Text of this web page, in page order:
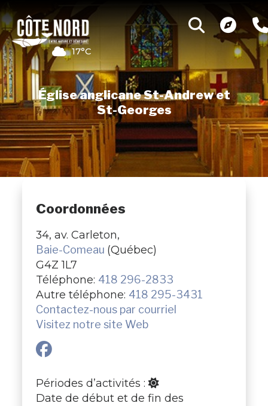
17°C
Église anglicane St-Andrew et
St-Georges
Coordonnées
34, av. Carleton,
Baie-Comeau (Québec)
G4Z 1L7
Téléphone: 418 296-2833
Autre téléphone: 418 295-3431
Contactez-nous par courriel
Visitez notre site Web
Périodes d’activités :
Date de début et de fin des